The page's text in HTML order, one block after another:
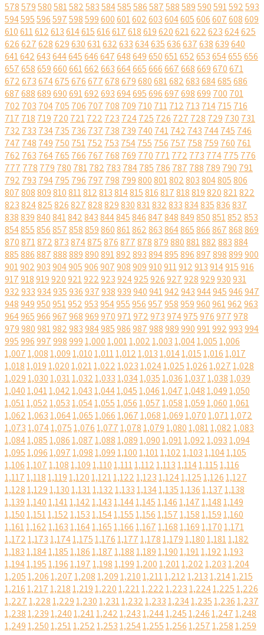
578579580581582583584585586587588589590591592593
594595596597598599600601602603604605606607608609
610611612613614615616617618619620621622623624625
626627628629630631632633634635636637638639640
641642643644645646647648649650651652653654655656
657658659660661662663664665666667668669670671
672673674675676677678679680681682683684685686
687688689690691692693694695696697698699 700 701
702 703 704705 706 707 708 709 710 711712 713 714715 716
717 718 719 720 721722 723 724725 726 727 728 729 730 731
732 733 734735 736 737 738 739 740 741742 743 744745 746
747 748 749 750 751752 753 754755 756 757 758 759 760 761
762 763 764765 766 767 768 769 770 771772 773 774775 776
777 778 779 780 781782 783 784785 786 787 788 789 790 791
792 793 794795 796 797 798 799800801802803804805806
807808809810811812813814815816817818819820821822
823824825826827828829830831832833834835836837
838839840841842843844845846847848849850851852853
854855856857858859860861862863864865866867868869
870871872873874875876877878879880881882883884
885886887888889890891892893894895896897898899900
901902903904905906907908909910911912913914915916
917918919920921922923924925926927928929930931
932933934935936937938939940941942943944945946947
948949950951952953954955956957958959960961962963
964965966967968969970971972973974975976977978
979980981982983984985986987988989990991992993994
9959969979989991,0001,0011,0021,0031,0041,0051,006
1,0071,0081,0091,0101,0111,0121,0131,0141,0151,0161,017
1,0181,0191,0201,0211,0221,0231,0241,0251,0261,0271,028
1,0291,0301,0311,0321,0331,0341,0351,0361,0371,0381,039
1,0401,0411,0421,0431,0441,0451,0461,0471,0481,0491,050
1,0511,0521,0531,0541,0551,0561,0571,0581,0591,0601,061
1,0621,0631,0641,0651,0661,0671,0681,0691,0701,0711,072
1,0731,0741,0751,0761,0771,0781,0791,0801,0811,0821,083
1,0841,0851,0861,0871,0881,0891,0901,0911,0921,0931,094
1,0951,0961,0971,0981,0991,1001,1011,1021,1031,1041,105
1,1061,1071,1081,1091,1101,1111,1121,1131,1141,1151,116
1,1171,1181,1191,1201,1211,1221,1231,1241,1251,1261,127
1,1281,1291,1301,1311,1321,1331,1341,1351,1361,1371,138
1,1391,1401,1411,1421,1431,1441,1451,1461,1471,1481,149
1,1501,1511,1521,1531,1541,1551,1561,1571,1581,1591,160
1,1611,1621,1631,1641,1651,1661,1671,1681,1691,1701,171
1,1721,1731,1741,1751,1761,1771,1781,1791,1801,1811,182
1,1831,1841,1851,1861,1871,1881,1891,1901,1911,1921,193
1,1941,1951,1961,1971,1981,1991,2001,2011,2021,2031,204
1,2051,2061,2071,2081,2091,2101,2111,2121,2131,2141,215
1,2161,2171,2181,2191,2201,2211,2221,2231,2241,2251,226
1,2271,2281,2291,2301,2311,2321,2331,2341,2351,2361,237
1,2381,2391,2401,2411,2421,2431,2441,2451,2461,2471,248
1,2491,2501,2511,2521,2531,2541,2551,2561,2571,2581,259